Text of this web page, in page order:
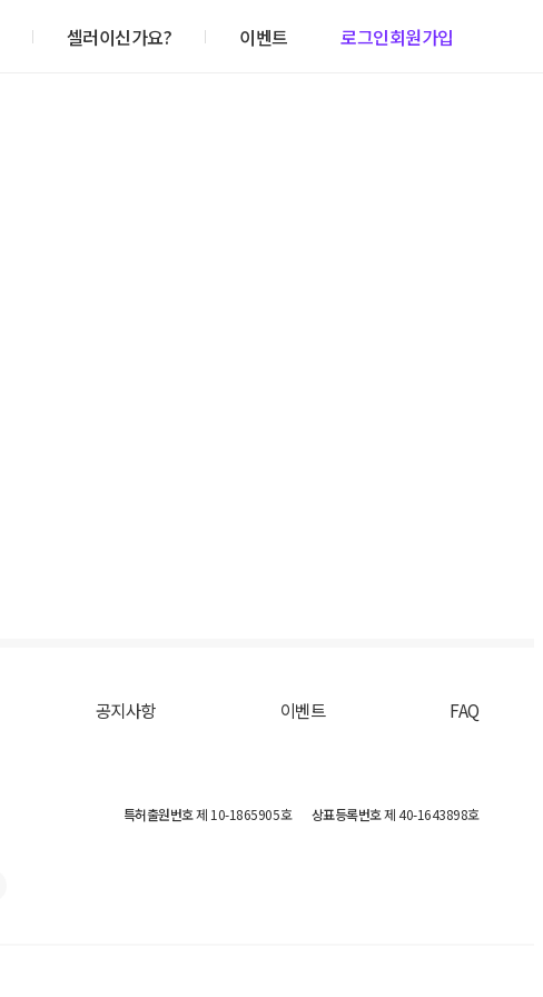
셀러이신가요? 이벤트 로그인회원가입
공지사항 이벤트 FAQ
특허출원번호제 10-1865905호 상표등록번호제 40-1643898호